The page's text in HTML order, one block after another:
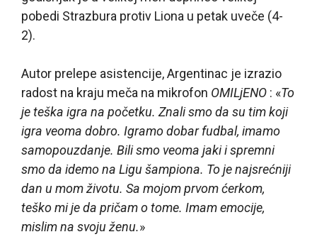
pobedi Strazbura protiv Liona u petak uveče (4-
2).
Autor prelepe asistencije, Argentinac je izrazio
radost na kraju meča na mikrofon OMILjENO : «To
je teška igra na početku. Znali smo da su tim koji
igra veoma dobro. Igramo dobar fudbal, imamo
samopouzdanje. Bili smo veoma jaki i spremni
smo da idemo na Ligu šampiona. To je najsrećniji
dan u mom životu. Sa mojom prvom ćerkom,
teško mi je da pričam o tome. Imam emocije,
mislim na svoju ženu.»